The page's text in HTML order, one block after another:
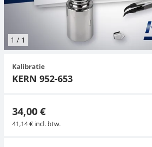
1 / 1
Kalibratie
KERN 952-653
34,00 €
41,14 € incl. btw.
Hangende weegschalen
Kraanweegschalen
Weegschaal inclusief software
Accessoires
Spannings- en compressiebelastingcellen
Trekapparaten
Externe verlichting
Toepassingen voor experts
Universele toepassingen
Kleurmeting